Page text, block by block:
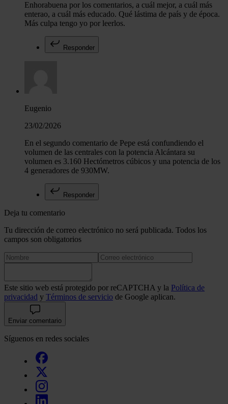
Enhorabuena por los comentarios, a cuál mejor, a cuál más
enterao, a cuál más educado. Qué lástima de país y de época.
Más culpa tengo yo por leerlos.
Responder
Eugenio
23/02/2026
En el segundo comentario de Pepe está confundiendo el
volumen de las centrales con la potencia Alcántara su
volumen es 3.160 Hectómetros cúbicos y una potencia de los
4 generadores de 930MW.
Responder
Deja tu comentario
Tu dirección de correo electrónico no será publicada. Todos los
campos son obligatorios
Este sitio web está protegido por reCAPTCHA y la Política de
privacidad y Términos de servicio de Google aplican.
Enviar comentario
Síguenos en redes sociales